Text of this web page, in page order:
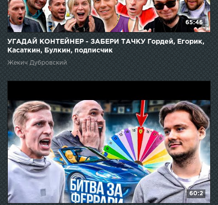
65:46
УГАДАЙ КОНТЕЙНЕР - ЗАБЕРИ ТАЧКУ Гордей, Егорик,
Касаткин, Булкин, подписчик
Жекич Дубровский
60:2